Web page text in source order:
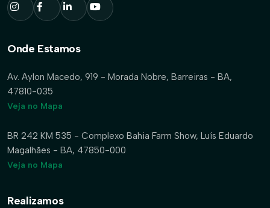
Onde Estamos
Av. Aylon Macedo, 919 - Morada Nobre, Barreiras - BA,
47810-035
Veja no Mapa
BR 242 KM 535 - Complexo Bahia Farm Show, Luís Eduardo
Magalhães - BA, 47850-000
Veja no Mapa
Realizamos